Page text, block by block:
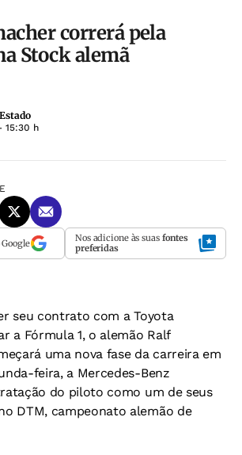
correrá pela
Stock alemã
15:30 h
Nos adicione às suas fontes
preferidas
seu contrato com a Toyota
a Fórmula 1, o alemão Ralf
uma nova fase da carreira em
feira, a Mercedes-Benz
do piloto como um de seus
DTM, campeonato alemão de